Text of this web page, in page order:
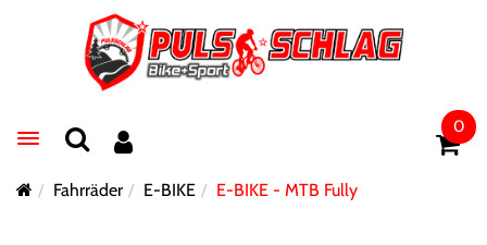
Toggle navigation
0
Fahrräder E-BIKE E-BIKE - MTB Fully